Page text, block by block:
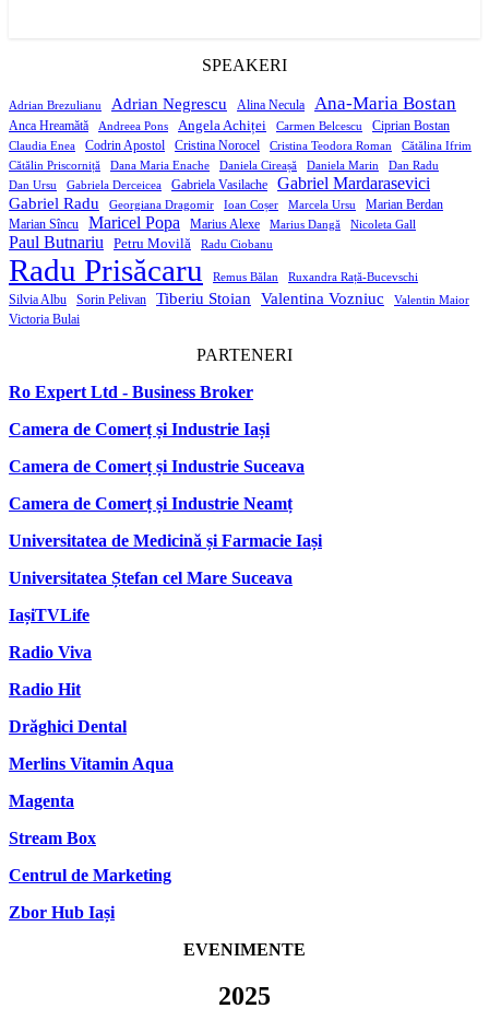
SPEAKERI
Adrian Brezulianu Adrian Negrescu Alina Necula Ana-Maria Bostan
Anca Hreamătă Andreea Pons Angela Achiței Carmen Belcescu Ciprian Bostan
Claudia Enea Codrin Apostol Cristina Norocel Cristina Teodora Roman
Cătălina Ifrim
Cătălin Priscorniță
Dana Maria Enache Daniela Cireașă Daniela Marin
Dan Radu
Dan Ursu
Gabriela Derceicea Gabriela Vasilache Gabriel Mardarasevici
Gabriel Radu Georgiana Dragomir Ioan Coșer Marcela Ursu
Marian Berdan
Marian Sîncu
Maricel Popa Marius Alexe Marius Dangă Nicoleta Gall
Paul Butnariu Petru Movilă Radu Ciobanu
Radu Prisăcaru Remus Bălan Ruxandra Rață-Bucevschi
Silvia Albu Sorin Pelivan Tiberiu Stoian Valentina Vozniuc Valentin Maior
Victoria Bulai
PARTENERI
Ro Expert Ltd - Business Broker
Camera de Comerț și Industrie Iași
Camera de Comerț și Industrie Suceava
Camera de Comerț și Industrie Neamț
Universitatea de Medicină și Farmacie Iași
Universitatea Ștefan cel Mare Suceava
IașiTVLife
Radio Viva
Radio Hit
Drăghici Dental
Merlins Vitamin Aqua
Magenta
Stream Box
Centrul de Marketing
Zbor Hub Iași
EVENIMENTE
2025